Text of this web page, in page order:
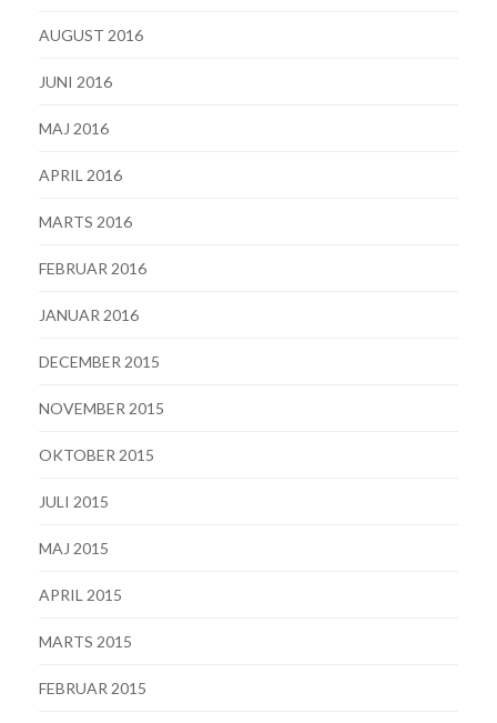
AUGUST 2016
JUNI 2016
MAJ 2016
APRIL 2016
MARTS 2016
FEBRUAR 2016
JANUAR 2016
DECEMBER 2015
NOVEMBER 2015
OKTOBER 2015
JULI 2015
MAJ 2015
APRIL 2015
MARTS 2015
FEBRUAR 2015